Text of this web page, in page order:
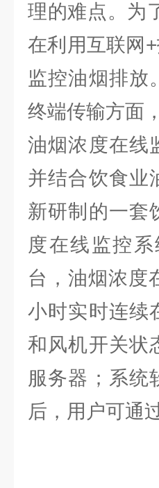
理的难点。为
在利用互联网
监控油烟排放
终端传输方面
油烟浓度在线
并结合饮食业
新研制的一套
度在线监控
台，油烟浓度
小时实时连续
和风机开关状
服务器；系统
后，用户可通